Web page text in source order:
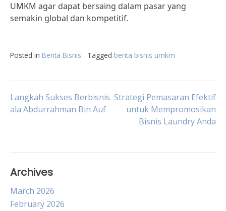
UMKM agar dapat bersaing dalam pasar yang
semakin global dan kompetitif.
Posted in Berita Bisnis Tagged berita bisnis umkm
Post
Langkah Sukses Berbisnis
ala Abdurrahman Bin Auf
Strategi Pemasaran Efektif
untuk Mempromosikan
Bisnis Laundry Anda
Archives
March 2026
February 2026